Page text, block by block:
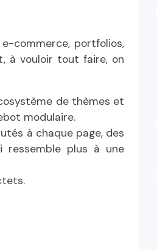
commerce, portfolios,
à vouloir tout faire, on
de thèmes et
modulaire.
à chaque page, des
ressemble plus à une